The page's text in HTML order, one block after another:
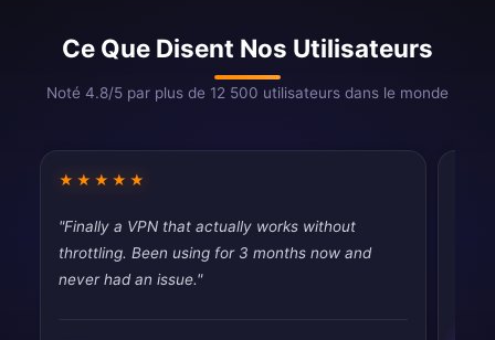
Ce Que Disent Nos Utilisateurs
Noté 4.8/5 par plus de 12 500 utilisateurs dans le monde
★★★★★
"Finally a VPN that actually works without
throttling. Been using for 3 months now and
never had an issue."